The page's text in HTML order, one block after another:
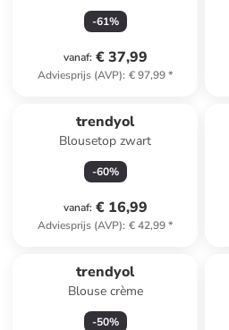
-61%
vanaf: € 37,99
Adviesprijs (AVP): € 97,99*
trendyol
Blousetop zwart
-60%
vanaf: € 16,99
Adviesprijs (AVP): € 42,99*
trendyol
Blouse crème
-50%